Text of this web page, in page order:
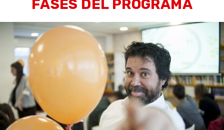
FASES DEL PROGRAMA